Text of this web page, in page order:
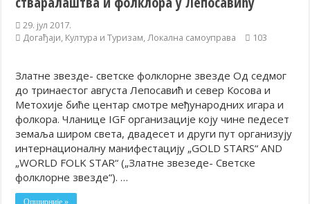
Додела подстицаја за подршку развоју привреде и
Полагањем венаца и свечаном академијом у Сочаници
ОБАВЕШТЕЊЕ – Бесплатан СкиПас 2024
29. јул 2017.
Догађаји, Култура и Туризам,Локална самоуправа 103
Златне звезде- светске фолклорне звезде Од седмог
до тринаестог августа Лепосавић и север Косова и
Метохије биће центар смотре међународних игара и
фолкора. Чланице IGF организације коју чине педесет
земаља широм света, двадесет и други пут организују
интернационалну манифестацију „GOLD STARS“ AND
„WORLD FOLK STAR“ („Златне звезеде- Светске
фолклорне звезде“). …
Опширније »